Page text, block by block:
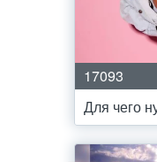
17093
Для чего